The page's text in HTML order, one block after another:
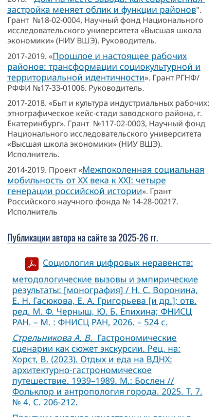
застройка меняет облик и функции районов".
Грант №18-02-0004, Научный фонд Национального
исследовательского университета «Высшая школа
экономики» (НИУ ВШЭ). Руководитель.
2017-2019. «Прошлое и настоящее рабочих
районов: трансформации социокультурной и
территориальной идентичности». Грант РГНФ/
РФФИ №17-33-01006. Руководитель.
2017-2018. «Быт и культура индустриальных рабочих:
этнографическое кейс-стади заводского района, г.
Екатеринбург». Грант №117-02-0003, Научный фонд
Национального исследовательского университета
«Высшая школа экономики» (НИУ ВШЭ).
Исполнитель.
2014-2019. Проект «Межпоколенная социальная
мобильность от ХХ века к ХХI: четыре
генерации российской истории». Грант
Российского научного фонда № 14-28-00217.
Исполнитель
Публикации автора на сайте за 2025-26 гг.
Социология цифровых неравенств:
методологические вызовы и эмпирические
результаты: [монография] / Н. С. Воронина,
Е. Н. Гасюкова, Е. А. Григорьева [и др.]; отв.
ред. М. Ф. Черныш, Ю. Б. Епихина; ФНИСЦ
РАН. – М. : ФНИСЦ РАН, 2026. – 524 с.
Стрельникова А. В. Гастрономические
сценарии как сюжет экскурсии. Рец. на:
Хорст, В. (2023). Отдых и еда на ВДНХ:
архитектурно-гастрономическое
путешествие. 1939–1989. М.: Бослен //
Фольклор и антропология города. 2025. Т. 7.
№ 4. С. 206-212.